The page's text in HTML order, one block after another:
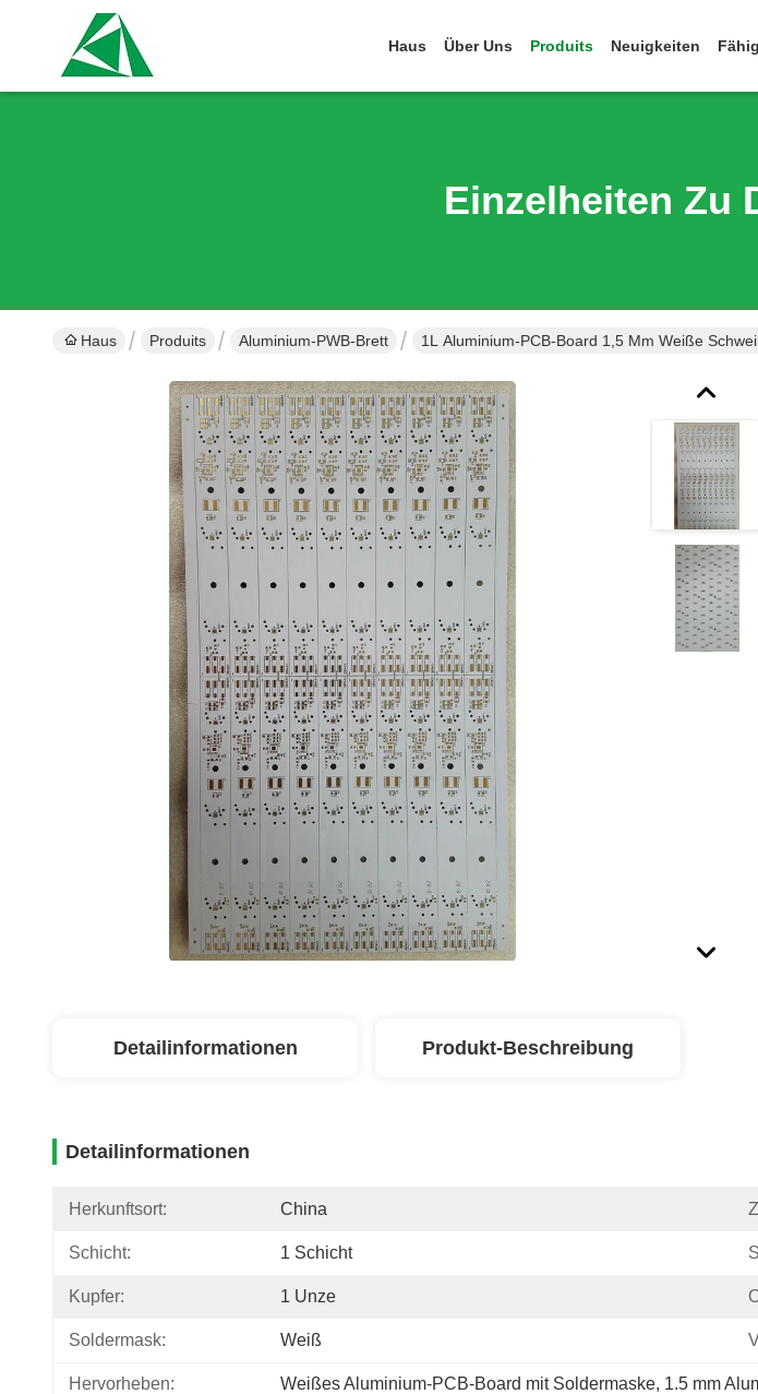
Haus Über Uns Produits Neuigkeiten
Einzelheiten Zu
Haus Produits Aluminium-PWB-Brett 1L Aluminium-PCB-Board 1,5 Mm Weiße
Detailinformationen Produkt-Beschreibung
Detailinformationen
Herkunftsort: China
Schicht: 1 Schicht
Kupfer: 1 Unze
Soldermask: Weiß
Hervorheben: Weißes Aluminium-PCB-Board mit Soldermaske, 1.5 mm